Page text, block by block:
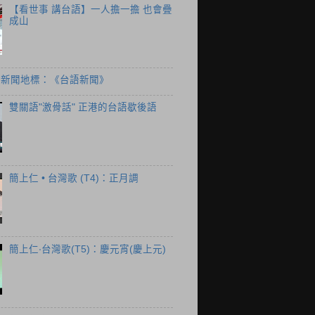
【看世事 講台語】一人擔一擔 也會疊
成山
聞地標：《台語新聞》
雙關語"激骨話" 正港的台語歇後語
簡上仁 • 台灣歌 (T4)：正月調
簡上仁‧台灣歌(T5)：慶元宵(慶上元)